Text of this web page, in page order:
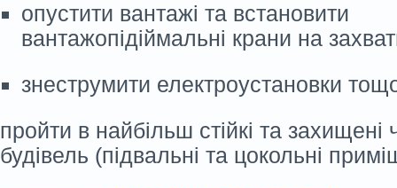
опустити вантажі та встановити
вантажопідіймальні крани на
знеструмити електроустановки
пройти в найбільш стійкі та захищені
будівель (підвальні та цокольні